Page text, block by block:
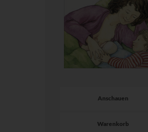
Anschauen
Warenkorb